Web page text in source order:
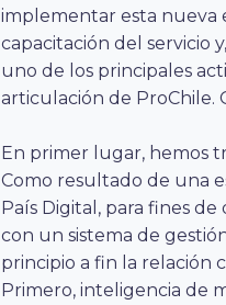
implementar esta nueva
capacitación del servicio
uno de los principales
articulación de ProChile.
En primer lugar, hemos
Como resultado de una
País Digital, para fines
con un sistema de
principio a fin la relación
Primero, inteligencia de